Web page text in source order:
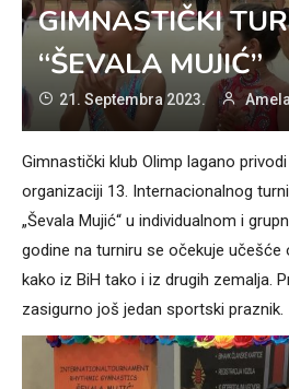
GIMNASTIČKI
“ŠEVALA MUJIĆ”
21. Septembra 2023.
Gimnastički klub Olimp lagano
organizaciji 13. Internacionalnog
„Ševala Mujić“ u individualnom i
godine na turniru se očekuje učešće
kako iz BiH tako i iz drugih zemalja.
zasigurno još jedan sportski praznik.